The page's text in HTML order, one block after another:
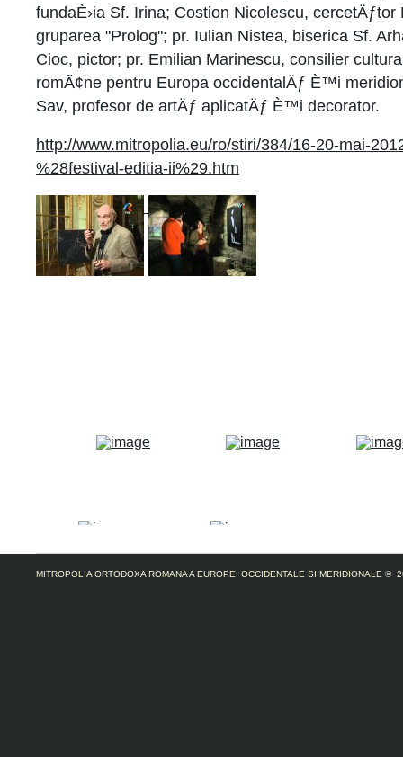
fundaÈ›ia Sf. Irina; Costion Nicolescu,
gruparea "Prolog"; pr. Iulian Nistea, biserica Sf.
Cioc, pictor; pr. Emilian Marinescu, consilier
romÃ¢ne pentru Europa occidentalÄƒ È™i
Sav, profesor de artÄƒ aplicatÄƒ È™i decorator.
http://www.mitropolia.eu/ro/stiri/384/16-20-mai-
%28festival-editia-ii%29.htm
MITROPOLIA ORTODOXA ROMANA A EUROPEI OCCIDENTALE SI MERIDIONALE ©